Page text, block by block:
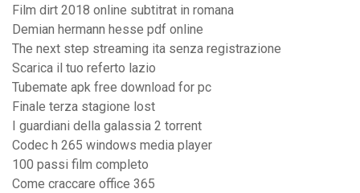
Film dirt 2018 online subtitrat in romana
Demian hermann hesse pdf online
The next step streaming ita senza registrazione
Scarica il tuo referto lazio
Tubemate apk free download for pc
Finale terza stagione lost
I guardiani della galassia 2 torrent
Codec h 265 windows media player
100 passi film completo
Come craccare office 365